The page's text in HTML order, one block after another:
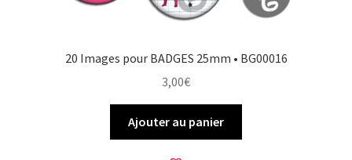
20 Images pour BADGES 25mm • BG00016
3,00€
Ajouter au panier